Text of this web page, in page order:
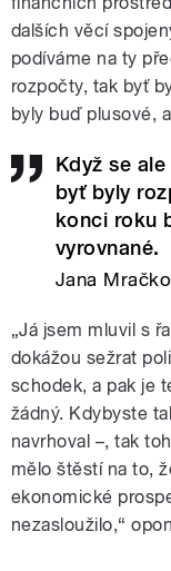
dalších věcí
podíváme na ty
rozpočty, tak byť
byly buď plusové,
Když se
byť byly
konci roku
vyrovnané.
Jana
„Já jsem mluvil s
dokážou sežrat
schodek, a pak je
žádný. Kdybyste
navrhoval –, tak
mělo štěstí na to,
ekonomické
nezasloužilo,“